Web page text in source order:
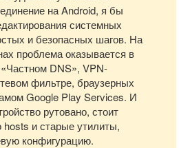
на Android, я бы
системных
и безопасных шагов. На
проблема оказывается в
DNS», VPN-
фильтре, браузерных
Google Play Services. И
рутовано, стоит
hosts и старые утилиты,
конфигурацию.